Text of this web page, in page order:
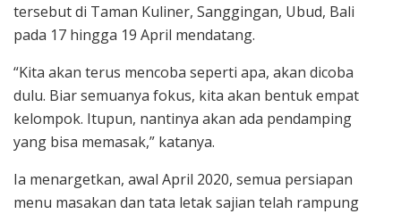
tersebut di Taman Kuliner, Sanggingan, Ubud, Bali
pada 17 hingga 19 April mendatang.
“Kita akan terus mencoba seperti apa, akan dicoba
dulu. Biar semuanya fokus, kita akan bentuk empat
kelompok. Itupun, nantinya akan ada pendamping
yang bisa memasak,” katanya.
Ia menargetkan, awal April 2020, semua persiapan
menu masakan dan tata letak sajian telah rampung